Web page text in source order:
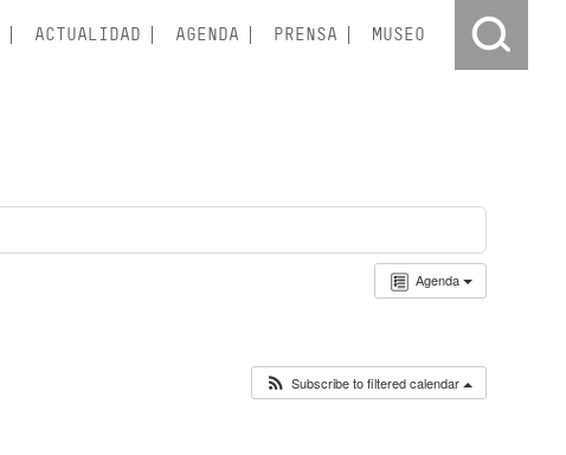
ACTUALIDAD AGENDA PRENSA MUSEO
Agenda
Subscribe to filtered calendar